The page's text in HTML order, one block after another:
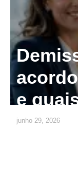
e
junho 29, 2026